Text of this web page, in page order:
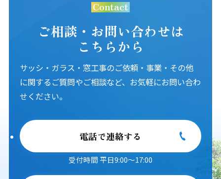
Contact
ご相談・お問い合わせは
こちらから
サッシ・ガラス・窓工事のご依頼・事業・その他
に関するご質問やご相談など、お気軽にお問い合わ
せください。
電話で連絡する
受付時間 平日9:00～17:00